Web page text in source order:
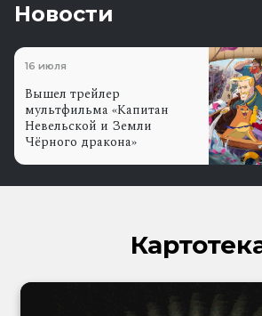
Новости
16 июля
Вышел трейлер
мультфильма «Капитан
Невельской и Земли
Чёрного дракона»